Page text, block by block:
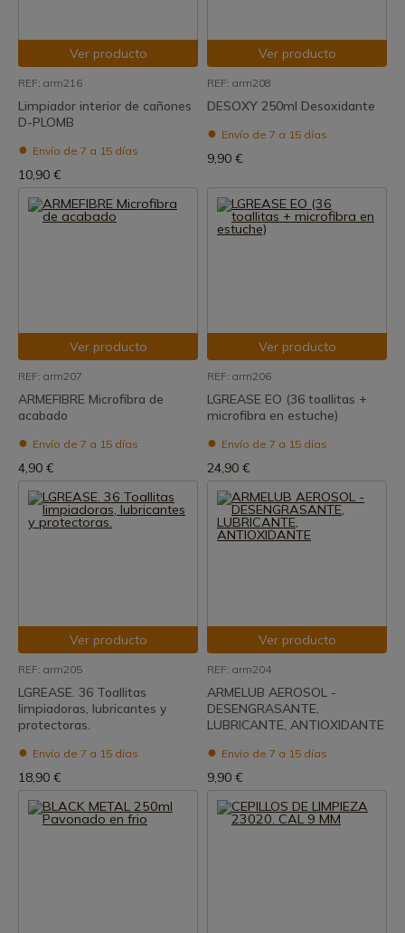
Ver producto
REF: arm216
Limpiador interior de cañones
D-PLOMB
Envío de 7 a 15 días
10,90 €
Ver producto
REF: arm208
DESOXY 250ml Desoxidante
Envío de 7 a 15 días
9,90 €
Ver producto
REF: arm207
ARMEFIBRE Microfibra de
acabado
Envío de 7 a 15 días
4,90 €
Ver producto
REF: arm206
LGREASE EO (36 toallitas +
microfibra en estuche)
Envío de 7 a 15 días
24,90 €
Ver producto
REF: arm205
LGREASE. 36 Toallitas
limpiadoras, lubricantes y
protectoras.
Envío de 7 a 15 días
18,90 €
Ver producto
REF: arm204
ARMELUB AEROSOL -
DESENGRASANTE,
LUBRICANTE, ANTIOXIDANTE
Envío de 7 a 15 días
9,90 €